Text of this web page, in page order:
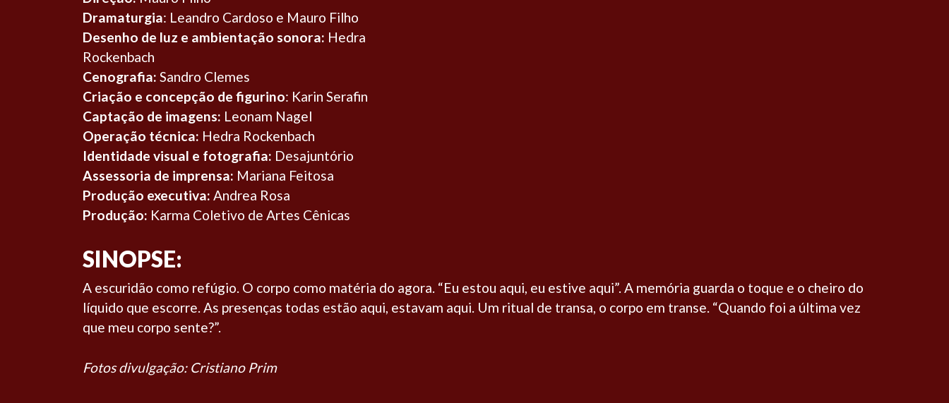
Dramaturgia: Leandro Cardoso e Mauro Filho
Desenho de luz e ambientação sonora: Hedra
Rockenbach
Cenografia: Sandro Clemes
Criação e concepção de figurino: Karin Serafin
Captação de imagens: Leonam Nagel
Operação técnica: Hedra Rockenbach
Identidade visual e fotografia: Desajuntório
Assessoria de imprensa: Mariana Feitosa
Produção executiva: Andrea Rosa
Produção: Karma Coletivo de Artes Cênicas
SINOPSE:
A escuridão como refúgio. O corpo como matéria do agora. “Eu estou aqui, eu estive aqui”. A memória guarda o toque e o cheiro do
líquido que escorre. As presenças todas estão aqui, estavam aqui. Um ritual de transa, o corpo em transe. “Quando foi a última vez
que meu corpo sente?”.
Fotos divulgação: Cristiano Prim